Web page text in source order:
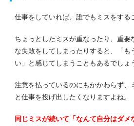
仕事をしていれば、誰でもミスをする
ちょっとしたミスが重なったり、重要
な失敗をしてしまったりすると、「も
い」と感じてしまうこともあるでしょ
注意を払っているのにもかかわらず、
と仕事を投げ出したくなりますよね。
同じミスが続いて「なんて自分はダメ